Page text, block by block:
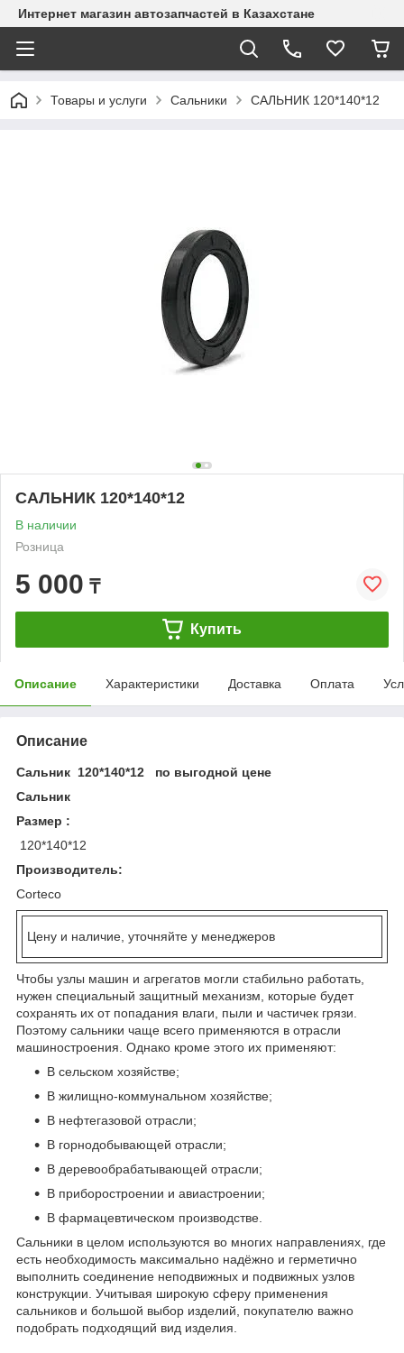
Интернет магазин автозапчастей в Казахстане
Товары и услуги Сальники САЛЬНИК 120*140*12
САЛЬНИК 120*140*12
В наличии
Розница
5 000 ₸
Купить
Описание Характеристики Доставка Оплата
Описание
Сальник 120*140*12 по выгодной цене
Сальник
Размер :
120*140*12
Производитель:
Corteco
Цену и наличие, уточняйте у менеджеров
Чтобы узлы машин и агрегатов могли стабильно работать,
нужен специальный защитный механизм, которые будет
сохранять их от попадания влаги, пыли и частичек грязи.
Поэтому сальники чаще всего применяются в отрасли
машиностроения. Однако кроме этого их применяют:
В сельском хозяйстве;
В жилищно-коммунальном хозяйстве;
В нефтегазовой отрасли;
В горнодобывающей отрасли;
В деревообрабатывающей отрасли;
В приборостроении и авиастроении;
В фармацевтическом производстве.
Сальники в целом используются во многих направлениях, где
есть необходимость максимально надёжно и герметично
выполнить соединение неподвижных и подвижных узлов
конструкции. Учитывая широкую сферу применения
сальников и большой выбор изделий, покупателю важно
подобрать подходящий вид изделия.